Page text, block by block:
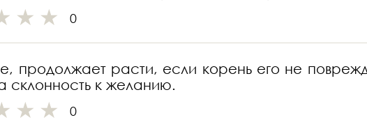
0
продолжает расти, если корень его не
склонность к желанию.
0